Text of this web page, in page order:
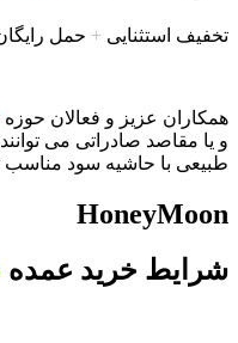
تخفیف استثنایی + حمل
همکاران عزیز و فعالان حوزه
و یا مقاصد صادراتی می
طبیعی با حاشیه سود مناسب
HoneyMoon
شرایط خرید عمده